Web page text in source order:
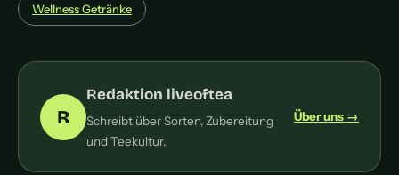
Wellness Getränke
R
Redaktion liveoftea
Schreibt über Sorten, Zubereitung
und Teekultur.
Über uns →